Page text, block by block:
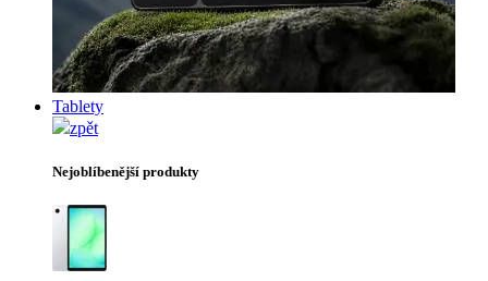
Tablety
zpět
Nejoblíbenější produkty